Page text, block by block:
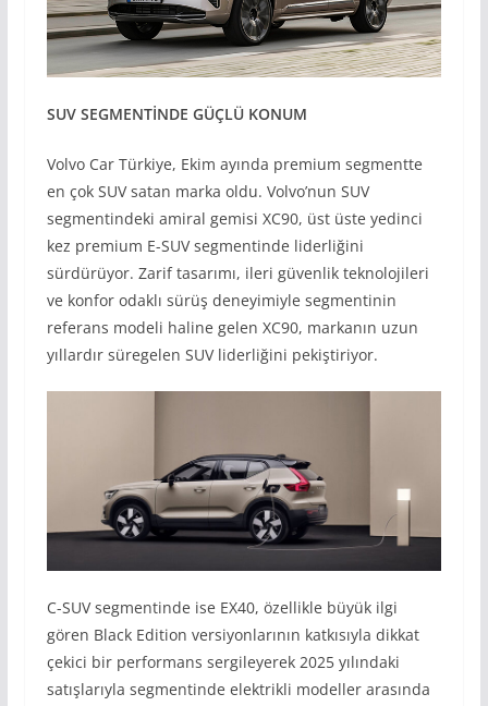
SUV SEGMENTİNDE GÜÇLÜ KONUM
Volvo Car Türkiye, Ekim ayında premium segmentte
en çok SUV satan marka oldu. Volvo’nun SUV
segmentindeki amiral gemisi XC90, üst üste yedinci
kez premium E-SUV segmentinde liderliğini
sürdürüyor. Zarif tasarımı, ileri güvenlik teknolojileri
ve konfor odaklı sürüş deneyimiyle segmentinin
referans modeli haline gelen XC90, markanın uzun
yıllardır süregelen SUV liderliğini pekiştiriyor.
C-SUV segmentinde ise EX40, özellikle büyük ilgi
gören Black Edition versiyonlarının katkısıyla dikkat
çekici bir performans sergileyerek 2025 yılındaki
satışlarıyla segmentinde elektrikli modeller arasında